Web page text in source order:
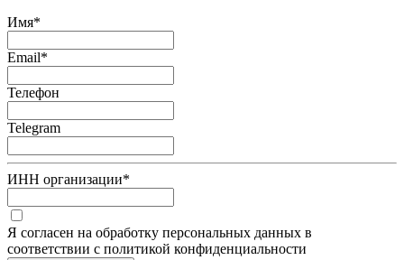
Имя*
Email*
Телефон
Telegram
ИНН организации*
Я согласен на обработку персональных данных в
соответствии с политикой конфиденциальности